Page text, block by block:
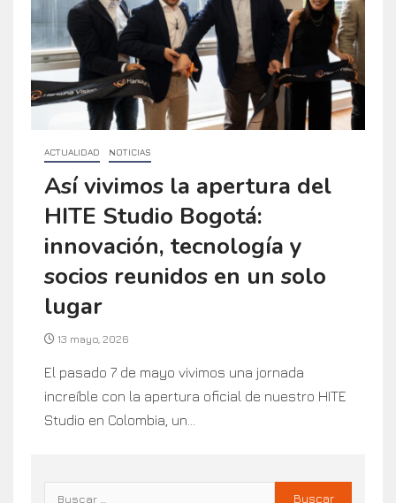
ACTUALIDAD NOTICIAS
Así vivimos la apertura del
HITE Studio Bogotá:
innovación, tecnología y
socios reunidos en un solo
lugar
13 mayo, 2026
El pasado 7 de mayo vivimos una jornada
increíble con la apertura oficial de nuestro HITE
Studio en Colombia, un...